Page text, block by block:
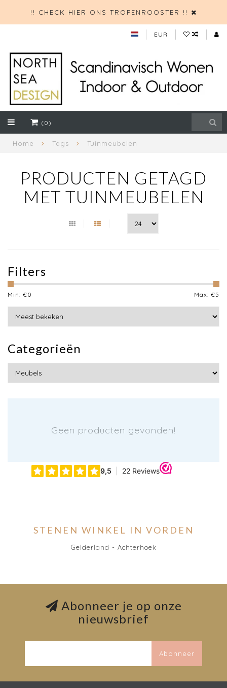
!! CHECK HIER ONS TROPENROOSTER !!
EUR
(0)
Home Tags Tuinmeubelen
PRODUCTEN GETAGD
MET TUINMEUBELEN
Filters
Min: €0 Max: €5
Categorieën
Geen producten gevonden!
STENEN WINKEL IN VORDEN
Gelderland - Achterhoek
Abonneer je op onze
nieuwsbrief
Abonneer